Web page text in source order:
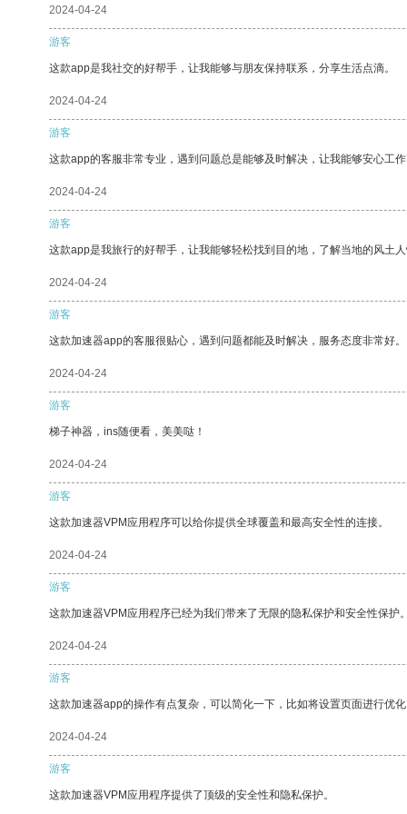
2024-04-24
游客
这款app是我社交的好帮手，让我能够与朋友保持联系，分享生活点滴。
2024-04-24
游客
这款app的客服非常专业，遇到问题总是能够及时解决，让我能够安心工
2024-04-24
游客
这款app是我旅行的好帮手，让我能够轻松找到目的地，了解当地的风土
2024-04-24
游客
这款加速器app的客服很贴心，遇到问题都能及时解决，服务态度非常好。
2024-04-24
游客
梯子神器，ins随便看，美美哒！
2024-04-24
游客
这款加速器VPM应用程序可以给你提供全球覆盖和最高安全性的连接。
2024-04-24
游客
这款加速器VPM应用程序已经为我们带来了无限的隐私保护和安全性保护
2024-04-24
游客
这款加速器app的操作有点复杂，可以简化一下，比如将设置页面进行优
2024-04-24
游客
这款加速器VPM应用程序提供了顶级的安全性和隐私保护。